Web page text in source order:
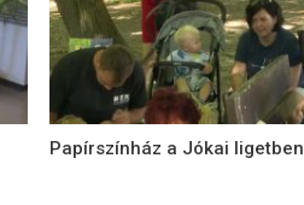
Papírszínház a Jókai ligetben